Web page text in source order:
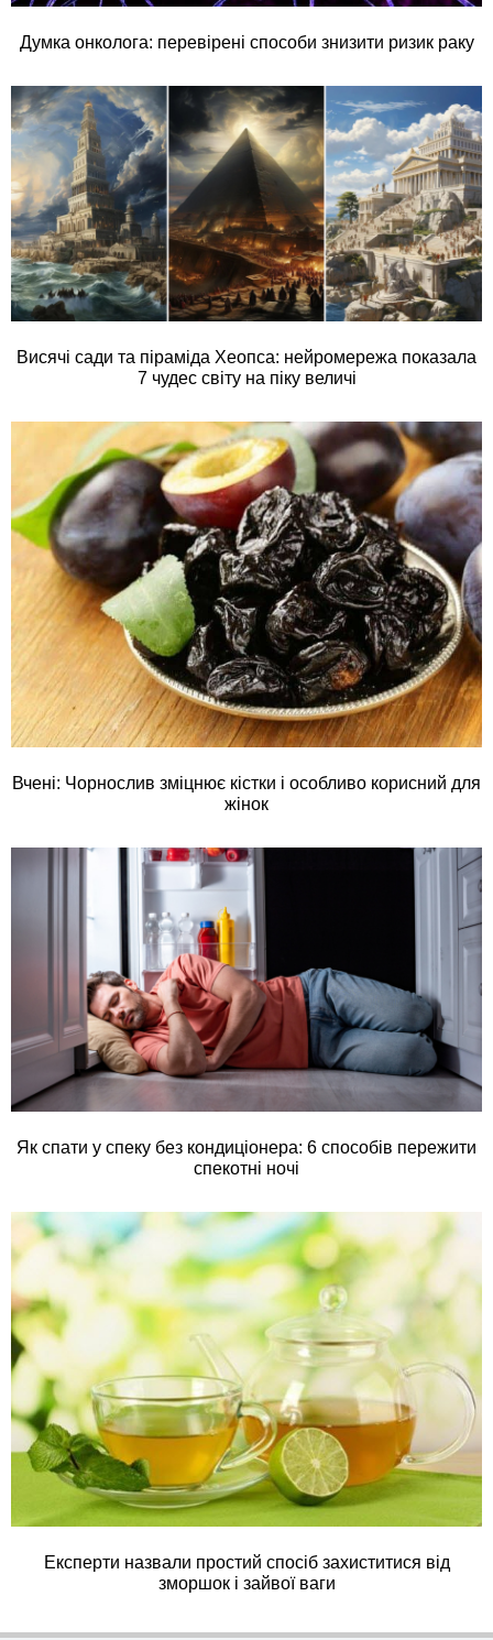
Думка онколога: перевірені способи знизити ризик раку
Висячі сади та піраміда Хеопса: нейромережа показала
7 чудес світу на піку величі
Вчені: Чорнослив зміцнює кістки і особливо корисний для
жінок
Як спати у спеку без кондиціонера: 6 способів пережити
спекотні ночі
Експерти назвали простий спосіб захиститися від
зморшок і зайвої ваги